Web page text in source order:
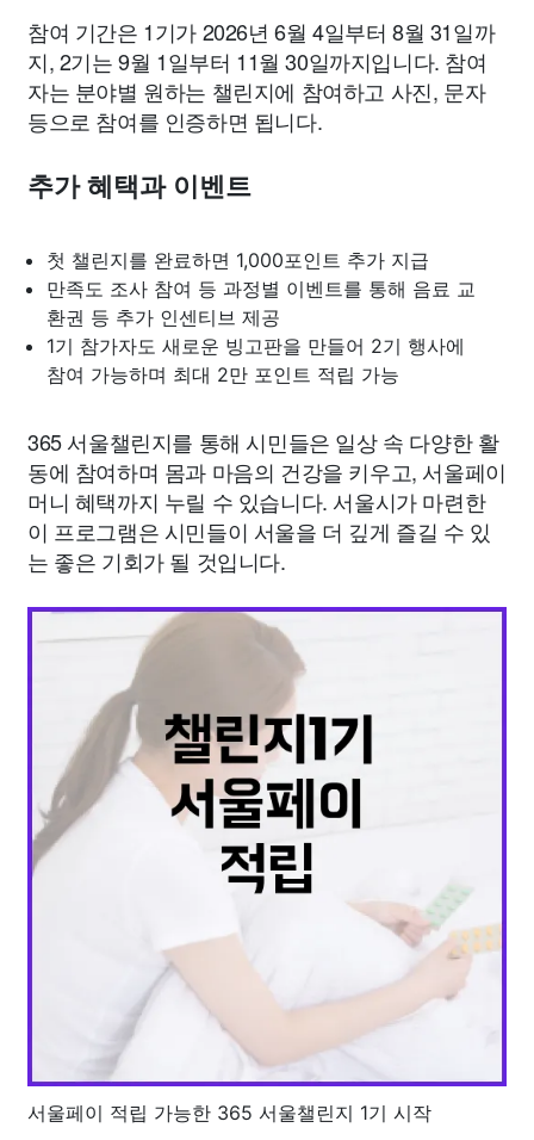
참여 기간은 1기가 2026년 6월 4일부터 8월 31일까
지, 2기는 9월 1일부터 11월 30일까지입니다. 참여
자는 분야별 원하는 챌린지에 참여하고 사진, 문자
등으로 참여를 인증하면 됩니다.
추가 혜택과 이벤트
첫 챌린지를 완료하면 1,000포인트 추가 지급
만족도 조사 참여 등 과정별 이벤트를 통해 음료 교
환권 등 추가 인센티브 제공
1기 참가자도 새로운 빙고판을 만들어 2기 행사에
참여 가능하며 최대 2만 포인트 적립 가능
365 서울챌린지를 통해 시민들은 일상 속 다양한 활
동에 참여하며 몸과 마음의 건강을 키우고, 서울페이
머니 혜택까지 누릴 수 있습니다. 서울시가 마련한
이 프로그램은 시민들이 서울을 더 깊게 즐길 수 있
는 좋은 기회가 될 것입니다.
서울페이 적립 가능한 365 서울챌린지 1기 시작